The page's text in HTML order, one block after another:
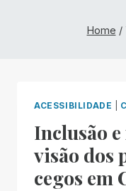
Home /
ACESSIBILIDADE
Inclusão
visão dos
cegos em